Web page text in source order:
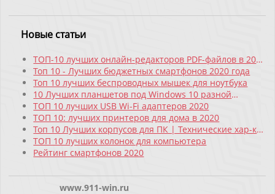
Новые статьи
ТОП-10 лучших онлайн-редакторов PDF-файлов в 2021
году
Топ 10 - Лучших бюджетных смартфонов 2020 года
Топ 10 лучших беспроводных мышек для ноутбука
10 Лучших планшетов под Windows 10 разной
ценовой категории
ТОП 10 лучших USB Wi-Fi адаптеров 2020
ТОП 10: лучших принтеров для дома в 2020
Топ 10 Лучших корпусов для ПК | Технические хар-ки
| Плюсы и минусы
ТОП 10 лучших колонок для компьютера
Рейтинг смартфонов 2020
www.911-win.ru